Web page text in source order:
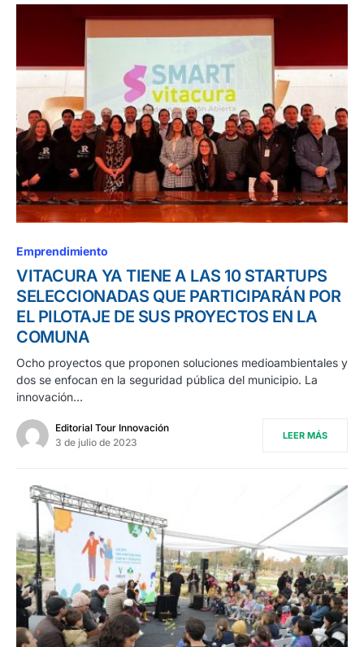
Emprendimiento
VITACURA YA TIENE A LAS 10 STARTUPS
SELECCIONADAS QUE PARTICIPARÁN POR
EL PILOTAJE DE SUS PROYECTOS EN LA
COMUNA
Ocho proyectos que proponen soluciones medioambientales y
dos se enfocan en la seguridad pública del municipio. La
innovación…
Editorial Tour Innovación
3 de julio de 2023
LEER MÁS